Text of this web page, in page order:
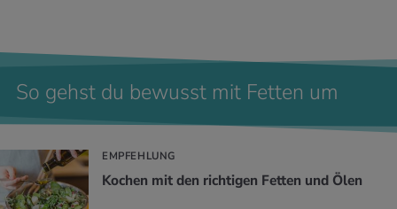
So gehst du bewusst mit Fetten um
EMPFEHLUNG
Ko­chen mit den rich­ti­gen Fet­ten und Ölen